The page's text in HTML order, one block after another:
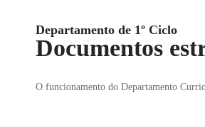
Departamento de 1º Ciclo
Documentos
O funcionamento do Departamento